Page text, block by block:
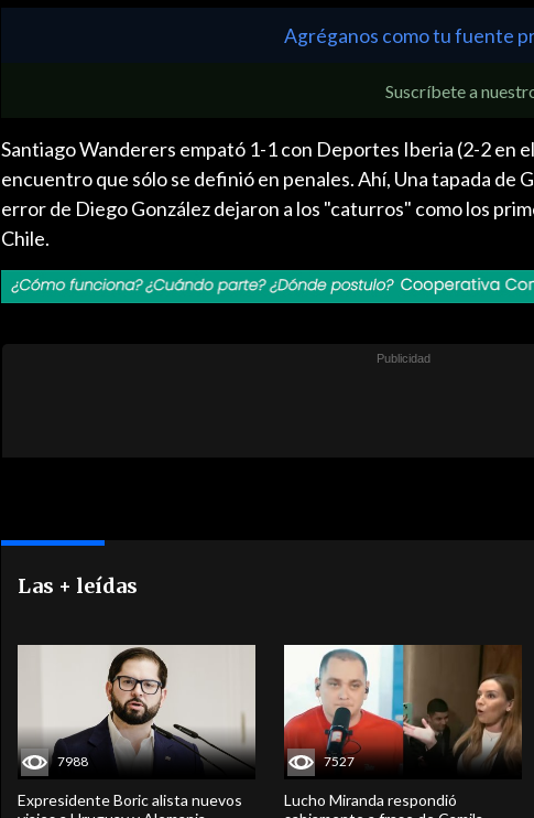
Agréganos como tu fuente
Suscríbete a
Santiago Wanderers empató 1-1 con Deportes Iberia (2-2 en
encuentro que sólo se definió en penales. Ahí, Una tapada de
error de Diego González dejaron a los "caturros" como los
Chile.
Las + leídas
7988
Expresidente Boric alista nuevos
7527
Lucho Miranda respondió